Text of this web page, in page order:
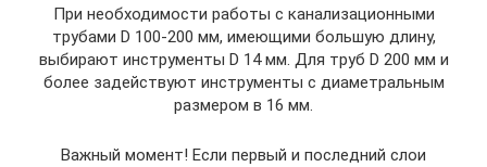
При необходимости работы с канализационными
трубами D 100-200 мм, имеющими большую длину,
выбирают инструменты D 14 мм. Для труб D 200 мм и
более задействуют инструменты с диаметральным
размером в 16 мм.
Важный момент! Если первый и последний слои